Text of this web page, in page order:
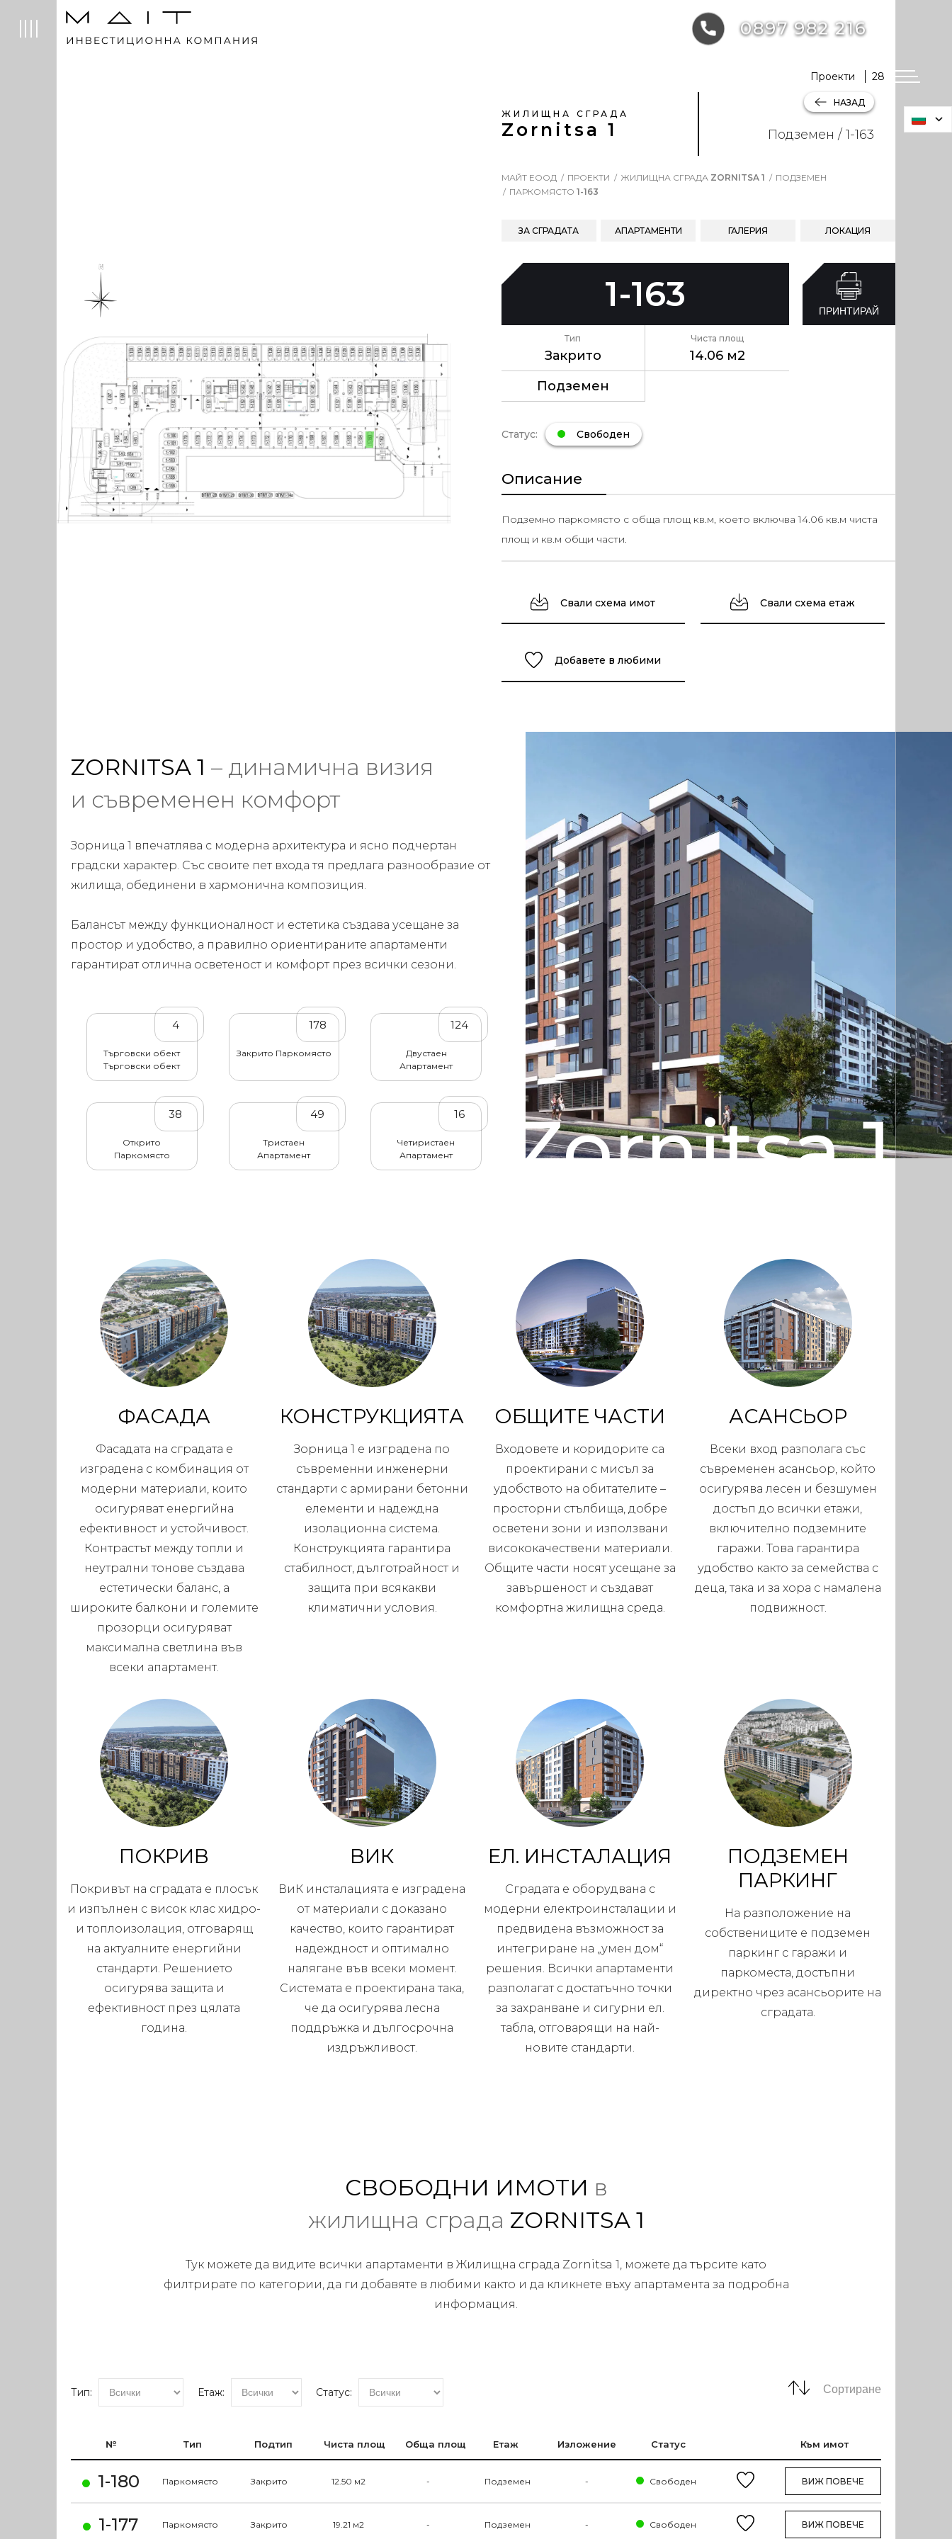
ЖИЛИЩНА СГРАДА
Zornitsa 1
НАЗАД
Подземен / 1-163
МАЙТ ЕООД ПРОЕКТИ ЖИЛИЩНА СГРАДА ZORNITSA 1
ПОДЗЕМЕН
ПАРКОМЯСТО 1-163
ЗА СГРАДАТА АПАРТАМЕНТИ ГАЛЕРИЯ ЛОКАЦИЯ
1-163
Тип
Закрито
Чиста площ
14.06 м2
Подземен
ПРИНТИРАЙ
Статус: Свободен
Описание
Подземно паркомясто с обща площ кв.м, което включва 14.06 кв.м чиста
площ и кв.м общи части.
Свали схема имот Свали схема етаж
Добавете в любими
ZORNITSA 1 – динамична визия
и съвременен комфорт
Зорница 1 впечатлява с модерна архитектура и ясно подчертан
градски характер. Със своите пет входа тя предлага разнообразие от
жилища, обединени в хармонична композиция.
Балансът между функционалност и естетика създава усещане за
простор и удобство, а правилно ориентираните апартаменти
гарантират отлична осветеност и комфорт през всички сезони.
4
Търговски обект
Търговски обект
178
Закрито Паркомясто
124
Двустаен
Апартамент
38
Открито
Паркомясто
49
Тристаен
Апартамент
16
Четиристаен
Апартамент
Zornitsa 1
ФАСАДА
Фасадата на сградата е
изградена с комбинация от
модерни материали, които
осигуряват енергийна
ефективност и устойчивост.
Контрастът между топли и
неутрални тонове създава
естетически баланс, а
широките балкони и големите
прозорци осигуряват
максимална светлина във
всеки апартамент.
КОНСТРУКЦИЯТА
Зорница 1 е изградена по
съвременни инженерни
стандарти с армирани бетонни
елементи и надеждна
изолационна система.
Конструкцията гарантира
стабилност, дълготрайност и
защита при всякакви
климатични условия.
ОБЩИТЕ ЧАСТИ
Входовете и коридорите са
проектирани с мисъл за
удобството на обитателите –
просторни стълбища, добре
осветени зони и използвани
висококачествени материали.
Общите части носят усещане за
завършеност и създават
комфортна жилищна среда.
АСАНСЬОР
Всеки вход разполага със
съвременен асансьор, който
осигурява лесен и безшумен
достъп до всички етажи,
включително подземните
гаражи. Това гарантира
удобство както за семейства с
деца, така и за хора с намалена
подвижност.
ПОКРИВ
Покривът на сградата е плосък
и изпълнен с висок клас хидро-
и топлоизолация, отговарящ
на актуалните енергийни
стандарти. Решението
осигурява защита и
ефективност през цялата
година.
ВИК
ВиК инсталацията е изградена
от материали с доказано
качество, които гарантират
надеждност и оптимално
налягане във всеки момент.
Системата е проектирана така,
че да осигурява лесна
поддръжка и дългосрочна
издръжливост.
ЕЛ. ИНСТАЛАЦИЯ
Сградата е оборудвана с
модерни електроинсталации и
предвидена възможност за
интегриране на „умен дом“
решения. Всички апартаменти
разполагат с достатъчно точки
за захранване и сигурни ел.
табла, отговарящи на най-
новите стандарти.
ПОДЗЕМЕН
ПАРКИНГ
На разположение на
собствениците е подземен
паркинг с гаражи и
паркоместа, достъпни
директно чрез асансьорите на
сградата.
СВОБОДНИ ИМОТИ в
жилищна сграда ZORNITSA 1
Тук можете да видите всички апартаменти в Жилищна сграда Zornitsa 1, можете да търсите като
филтрирате по категории, да ги добавяте в любими както и да кликнете въху апартамента за подробна
информация.
Тип: Етаж: Статус: Сортиране
№ Тип Подтип Чиста площ Обща площ Етаж Изложение Статус Към имот
1-180 Паркомясто Закрито 12.50 м2 - Подземен - Свободен ВИЖ ПОВЕЧЕ
1-177 Паркомясто Закрито 19.21 м2 - Подземен - Свободен ВИЖ ПОВЕЧЕ
Проекти 28
0897 982 216